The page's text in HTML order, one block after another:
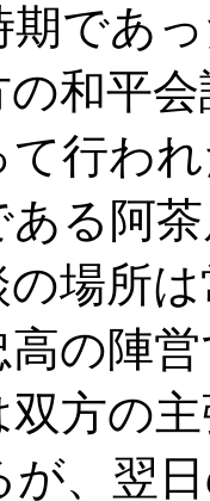
期であ
和平
行わ
ある阿
場所
の陣
方の
が、翌